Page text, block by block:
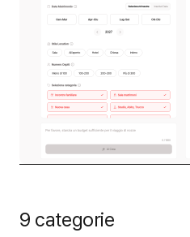
9 categorie